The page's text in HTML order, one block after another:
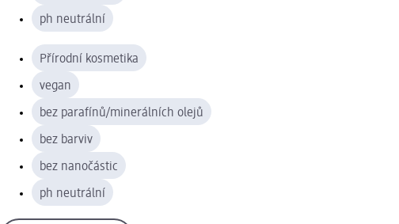
ph neutrální
Přírodní kosmetika
vegan
bez parafínů/minerálních olejů
bez barviv
bez nanočástic
ph neutrální